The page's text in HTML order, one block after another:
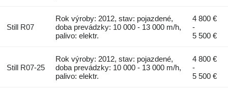
Still R07
Rok výroby: 2012, stav: pojazdené,
doba prevádzky: 10 000 - 13 000 m/h,
palivo: elektr.
4 800 €
-
5 500 €
Still R07-25
Rok výroby: 2012, stav: pojazdené,
doba prevádzky: 10 000 - 13 000 m/h,
palivo: elektr.
4 800 €
-
5 500 €